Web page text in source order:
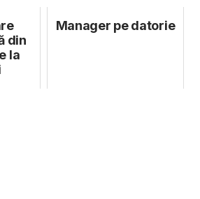
din
la
Manager pe datorie